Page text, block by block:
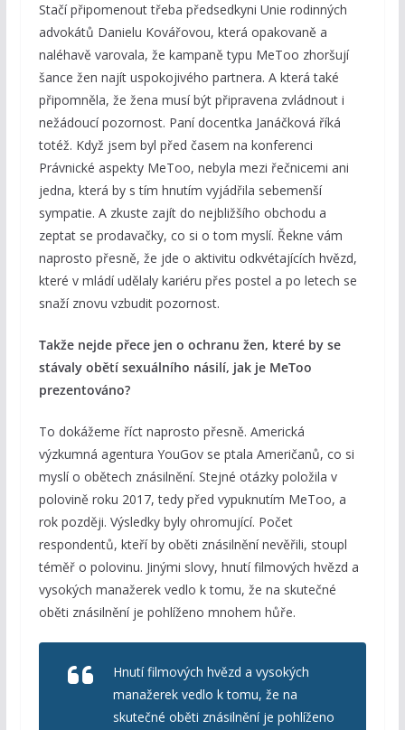
Stačí připomenout třeba předsedkyni Unie rodinných
advokátů Danielu Kovářovou, která opakovaně a
naléhavě varovala, že kampaně typu MeToo zhoršují
šance žen najít uspokojivého partnera. A která také
připomněla, že žena musí být připravena zvládnout i
nežádoucí pozornost. Paní docentka Janáčková říká
totéž. Když jsem byl před časem na konferenci
Právnické aspekty MeToo, nebyla mezi řečnicemi ani
jedna, která by s tím hnutím vyjádřila sebemenší
sympatie. A zkuste zajít do nejbližšího obchodu a
zeptat se prodavačky, co si o tom myslí. Řekne vám
naprosto přesně, že jde o aktivitu odkvétajících hvězd,
které v mládí udělaly kariéru přes postel a po letech se
snaží znovu vzbudit pozornost.
Takže nejde přece jen o ochranu žen, které by se
stávaly obětí sexuálního násilí, jak je MeToo
prezentováno?
To dokážeme říct naprosto přesně. Americká
výzkumná agentura YouGov se ptala Američanů, co si
myslí o obětech znásilnění. Stejné otázky položila v
polovině roku 2017, tedy před vypuknutím MeToo, a
rok později. Výsledky byly ohromující. Počet
respondentů, kteří by oběti znásilnění nevěřili, stoupl
téměř o polovinu. Jinými slovy, hnutí filmových hvězd a
vysokých manažerek vedlo k tomu, že na skutečné
oběti znásilnění je pohlíženo mnohem hůře.
Hnutí filmových hvězd a vysokých
manažerek vedlo k tomu, že na
skutečné oběti znásilnění je pohlíženo